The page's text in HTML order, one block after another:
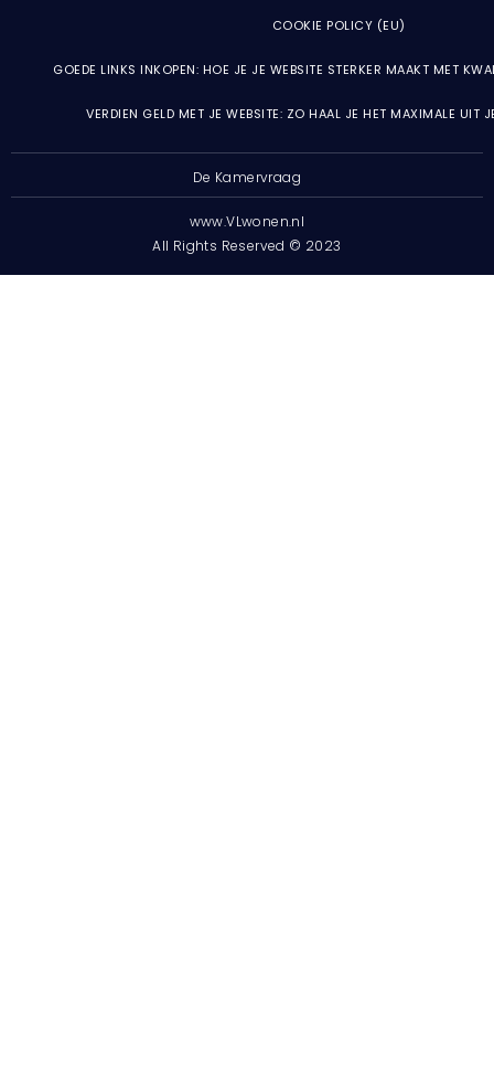
COOKIE POLICY (EU)
GOEDE LINKS INKOPEN: HOE JE JE WEBSITE STERKER MAAKT MET
VERDIEN GELD MET JE WEBSITE: ZO HAAL JE HET MAXIMALE UIT
De Kamervraag
www.VLwonen.nl
All Rights Reserved © 2023